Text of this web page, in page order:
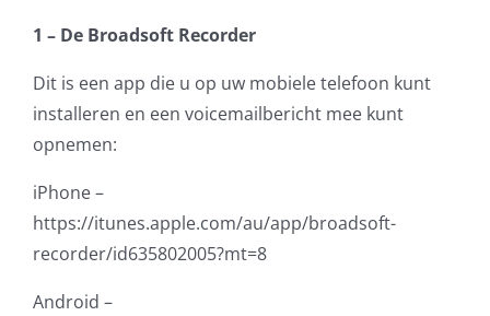
Contact
1 – De Broadsoft Recorder
Dit is een app die u op uw mobiele telefoon kunt
installeren en een voicemailbericht mee kunt
opnemen:
iPhone –
https://itunes.apple.com/au/app/broadsoft-
recorder/id635802005?mt=8
Android –